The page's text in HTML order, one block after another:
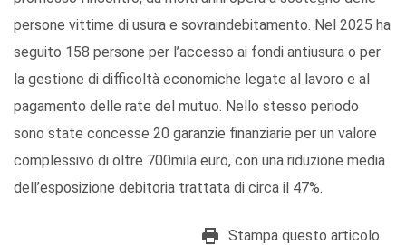
persone vittime di usura e sovraindebitamento. Nel 2025 ha
seguito 158 persone per l’accesso ai fondi antiusura o per
la gestione di difficoltà economiche legate al lavoro e al
pagamento delle rate del mutuo. Nello stesso periodo
sono state concesse 20 garanzie finanziarie per un valore
complessivo di oltre 700mila euro, con una riduzione media
dell’esposizione debitoria trattata di circa il 47%.
Stampa questo articolo